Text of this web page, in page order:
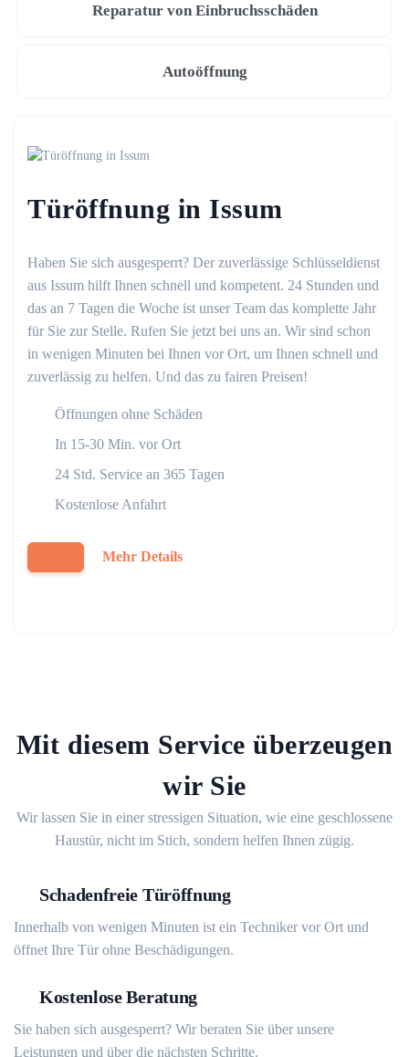
Reparatur von Einbruchsschäden
Autoöffnung
Türöffnung in Issum
Haben Sie sich ausgesperrt? Der zuverlässige Schlüsseldienst
aus Issum hilft Ihnen schnell und kompetent. 24 Stunden und
das an 7 Tagen die Woche ist unser Team das komplette Jahr
für Sie zur Stelle. Rufen Sie jetzt bei uns an. Wir sind schon
in wenigen Minuten bei Ihnen vor Ort, um Ihnen schnell und
zuverlässig zu helfen. Und das zu fairen Preisen!
Öffnungen ohne Schäden
In 15-30 Min. vor Ort
24 Std. Service an 365 Tagen
Kostenlose Anfahrt
Mehr Details
Mit diesem Service überzeugen
wir Sie
Wir lassen Sie in einer stressigen Situation, wie eine geschlossene
Haustür, nicht im Stich, sondern helfen Ihnen zügig.
Schadenfreie Türöffnung
Innerhalb von wenigen Minuten ist ein Techniker vor Ort und
öffnet Ihre Tür ohne Beschädigungen.
Kostenlose Beratung
Sie haben sich ausgesperrt? Wir beraten Sie über unsere
Leistungen und über die nächsten Schritte.